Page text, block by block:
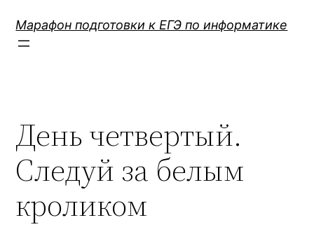
содержимому
Марафон подготовки к ЕГЭ по информатике
День четвертый.
Следуй за белым
кроликом